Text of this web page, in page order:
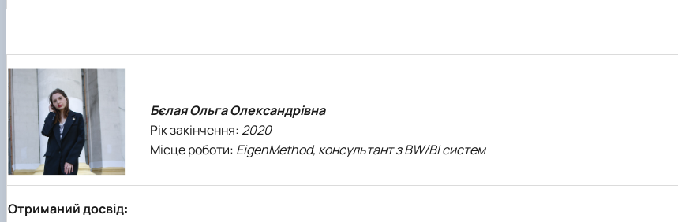
Бєлая Ольга Олександрівна
Рік закінчення: 2020
Місце роботи: EigenMethod, консультант з BW/BI систем
Отриманий досвід: